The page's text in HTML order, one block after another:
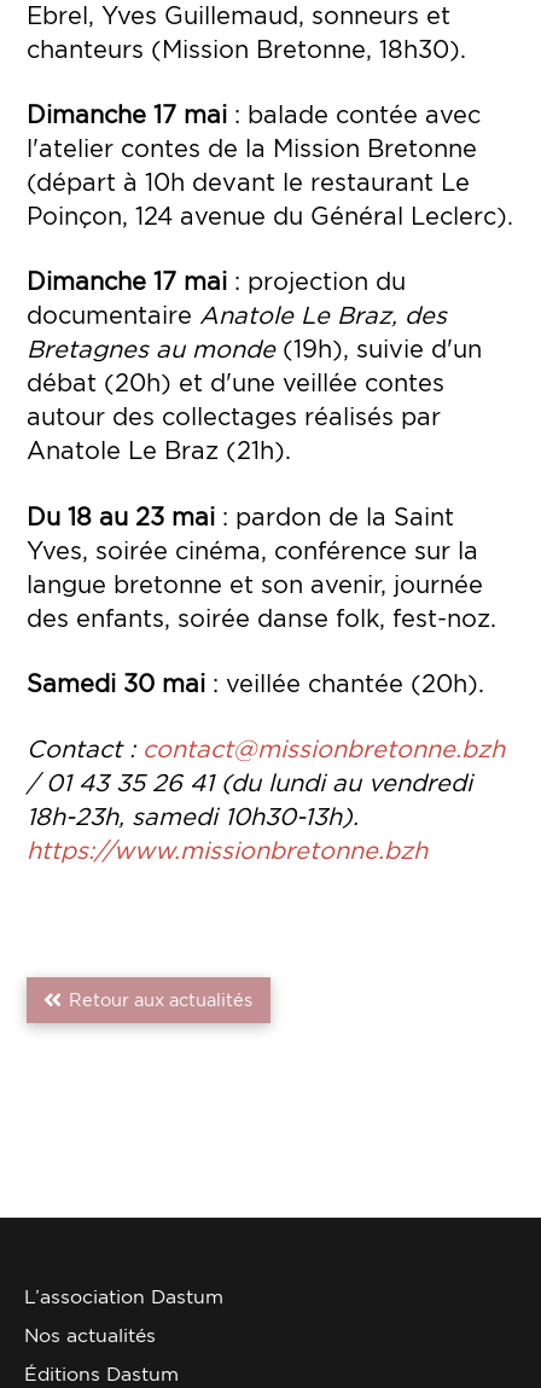
Ebrel, Yves Guillemaud, sonneurs et
chanteurs (Mission Bretonne, 18h30).
Dimanche 17 mai: balade contée avec
l'atelier contes de la Mission Bretonne
(départ à 10h devant le restaurant Le
Poinçon, 124 avenue du Général Leclerc).
Dimanche 17 mai: projection du
documentaire Anatole Le Braz, des
Bretagnes au monde(19h), suivie d'un
débat (20h) et d'une veillée contes
autour des collectages réalisés par
Anatole Le Braz (21h).
Du 18 au 23 mai: pardon de la Saint
Yves, soirée cinéma, conférence sur la
langue bretonne et son avenir, journée
des enfants, soirée danse folk, fest-noz.
Samedi 30 mai: veillée chantée (20h).
Contact : contact@missionbretonne.bzh
/ 01 43 35 26 41 (du lundi au vendredi
18h-23h, samedi 10h30-13h).
https://www.missionbretonne.bzh
Retour aux actualités
L’association Dastum
Nos actualités
Éditions Dastum